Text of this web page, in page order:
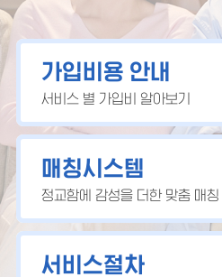
가입비용 안내
서비스 별 가입비 알아보기
매칭시스템
정교함에 감성을 더한 맞춤 매칭
서비스절차